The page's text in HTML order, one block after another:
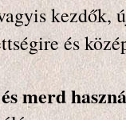
kezdők,
és
merd